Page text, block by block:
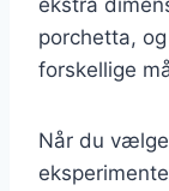
porchetta,
forskellige
Når du